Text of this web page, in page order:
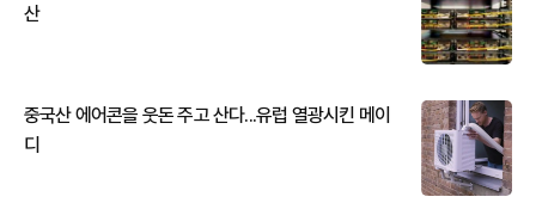
산
중국산 에어콘을 웃돈 주고 산다...유럽 열광시킨 메이
디